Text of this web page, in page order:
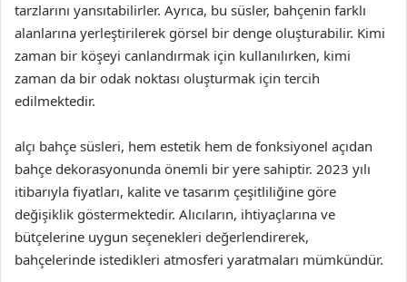
tarzlarını yansıtabilirler. Ayrıca, bu süsler, bahçenin farklı
alanlarına yerleştirilerek görsel bir denge oluşturabilir. Kimi
zaman bir köşeyi canlandırmak için kullanılırken, kimi
zaman da bir odak noktası oluşturmak için tercih
edilmektedir.
alçı bahçe süsleri, hem estetik hem de fonksiyonel açıdan
bahçe dekorasyonunda önemli bir yere sahiptir. 2023 yılı
itibarıyla fiyatları, kalite ve tasarım çeşitliliğine göre
değişiklik göstermektedir. Alıcıların, ihtiyaçlarına ve
bütçelerine uygun seçenekleri değerlendirerek,
bahçelerinde istedikleri atmosferi yaratmaları mümkündür.